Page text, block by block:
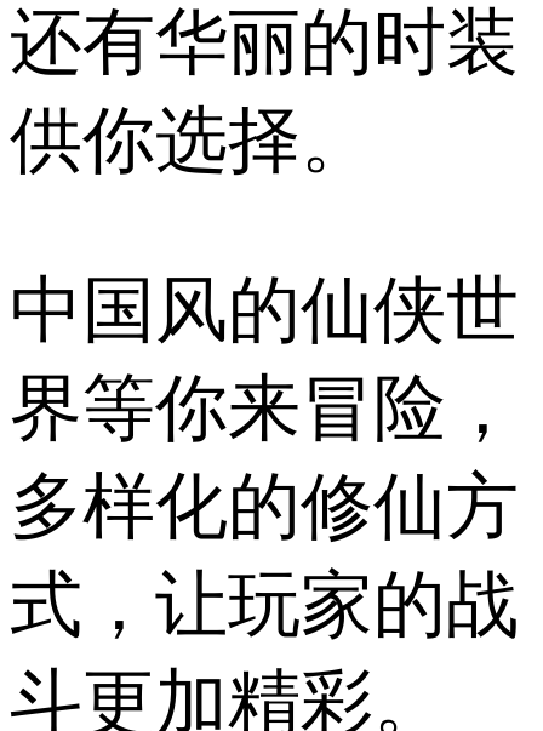
还有华丽的时装
供你选择。
中国风的仙侠世
界等你来冒险，
多样化的修仙方
式，让玩家的战
斗更加精彩。